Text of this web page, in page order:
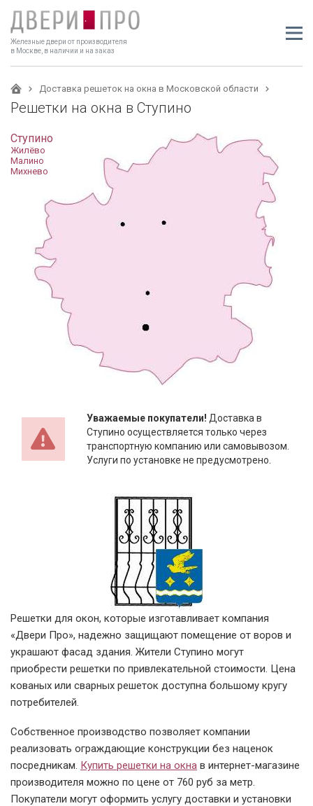
Железные двери от производителя
в Москве, в наличии и на заказ
Доставка решеток на окна в Московской области
Решетки на окна в Ступино
Ступино
Жилёво
Малино
Михнево
Уважаемые покупатели! Доставка в
Ступино осуществляется только через
транспортную компанию или самовывозом.
Услуги по установке не предусмотрено.
Решетки для окон, которые изготавливает компания
«Двери Про», надежно защищают помещение от воров и
украшают фасад здания. Жители Ступино могут
приобрести решетки по привлекательной стоимости. Цена
кованых или сварных решеток доступна большому кругу
потребителей.
Собственное производство позволяет компании
реализовать ограждающие конструкции без наценок
посредникам. Купить решетки на окна в интернет-магазине
производителя можно по цене от 760 руб за метр.
Покупатели могут оформить услугу доставки и установки